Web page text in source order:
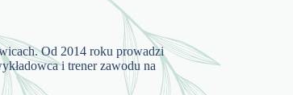
Od 2014 roku prowadzi
i trener zawodu na